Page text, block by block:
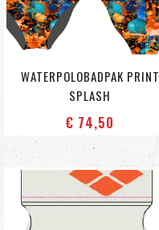
WATERPOLOBADPAK PRINT
SPLASH
€ 74,50